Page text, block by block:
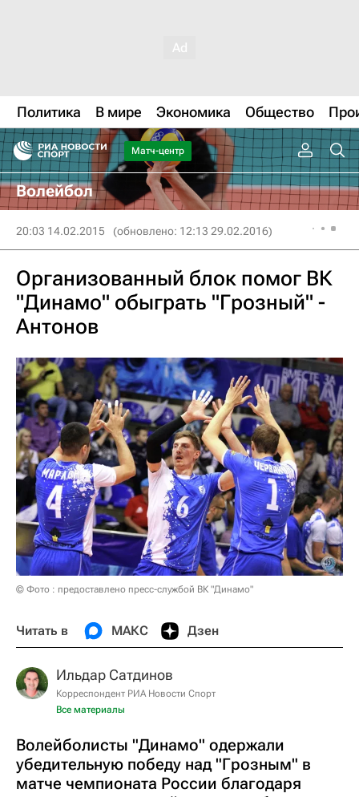
Политика В мире Экономика Общество
Матч-центр
Волейбол
20:03 14.02.2015 (обновлено: 12:13 29.02.2016)
Организованный блок помог ВК
"Динамо" обыграть "Грозный" -
Антонов
© Фото : предоставлено пресс-службой ВК "Динамо"
Читать в МАКС Дзен
Ильдар Сатдинов
Корреспондент РИА Новости Спорт
Все материалы
Волейболисты "Динамо" одержали
убедительную победу над "Грозным" в
матче чемпионата России благодаря